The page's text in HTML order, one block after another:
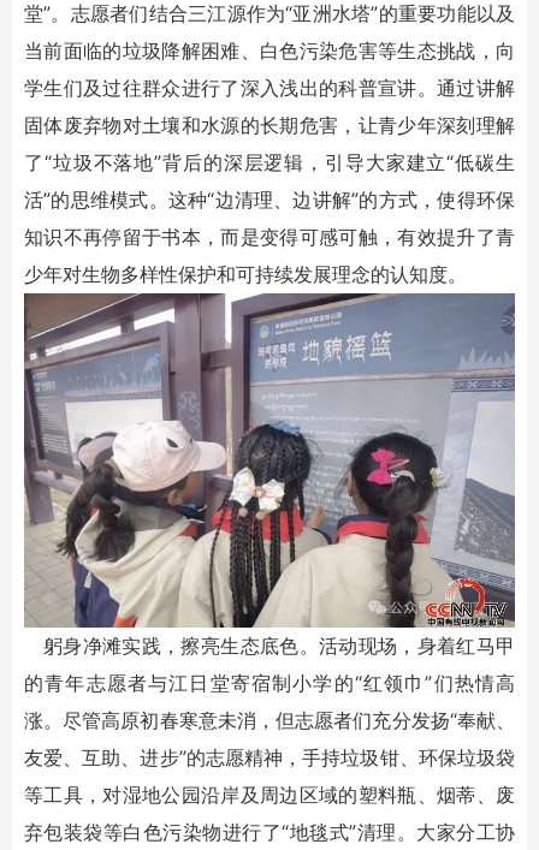
堂”。志愿者们结合三江源作为“亚洲水塔”的重要功能以及
当前面临的垃圾降解困难、白色污染危害等生态挑战，向
学生们及过往群众进行了深入浅出的科普宣讲。通过讲解
固体废弃物对土壤和水源的长期危害，让青少年深刻理解
了“垃圾不落地”背后的深层逻辑，引导大家建立“低碳生
活”的思维模式。这种“边清理、边讲解”的方式，使得环保
知识不再停留于书本，而是变得可感可触，有效提升了青
少年对生物多样性保护和可持续发展理念的认知度。
躬身净滩实践，擦亮生态底色。活动现场，身着红马甲
的青年志愿者与江日堂寄宿制小学的“红领巾”们热情高
涨。尽管高原初春寒意未消，但志愿者们充分发扬“奉献、
友爱、互助、进步”的志愿精神，手持垃圾钳、环保垃圾袋
等工具，对湿地公园沿岸及周边区域的塑料瓶、烟蒂、废
弃包装袋等白色污染物进行了“地毯式”清理。大家分工协